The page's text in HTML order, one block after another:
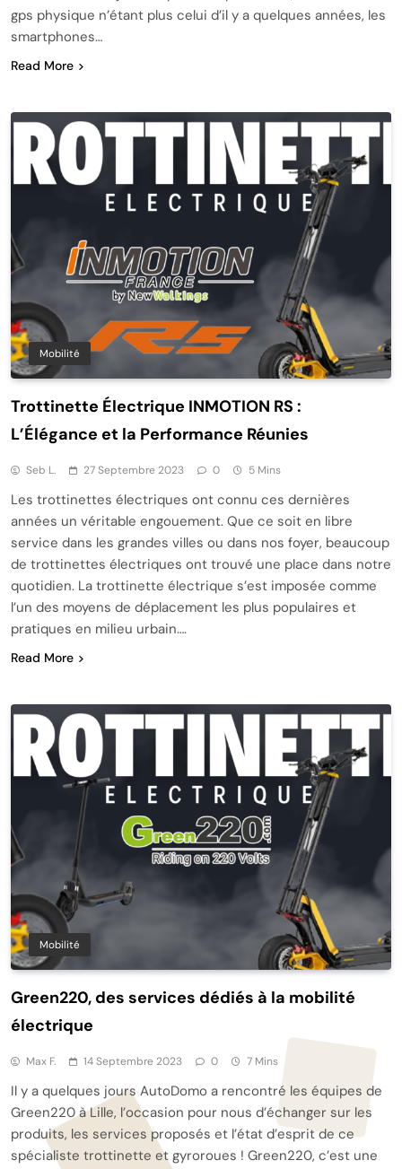
gps physique n’étant plus celui d’il y a quelques années, les
smartphones…
Read More
Mobilité
Trottinette Électrique INMOTION RS :
L’Élégance et la Performance Réunies
Seb L. 27 Septembre 2023 0 5 Mins
Les trottinettes électriques ont connu ces dernières
années un véritable engouement. Que ce soit en libre
service dans les grandes villes ou dans nos foyer, beaucoup
de trottinettes électriques ont trouvé une place dans notre
quotidien. La trottinette électrique s’est imposée comme
l’un des moyens de déplacement les plus populaires et
pratiques en milieu urbain….
Read More
Mobilité
Green220, des services dédiés à la mobilité
électrique
Max F. 14 Septembre 2023 0 7 Mins
Il y a quelques jours AutoDomo a rencontré les équipes de
Green220 à Lille, l’occasion pour nous d’échanger sur les
produits, les services proposés et l’état d’esprit de ce
spécialiste trottinette et gyroroues ! Green220, c’est une